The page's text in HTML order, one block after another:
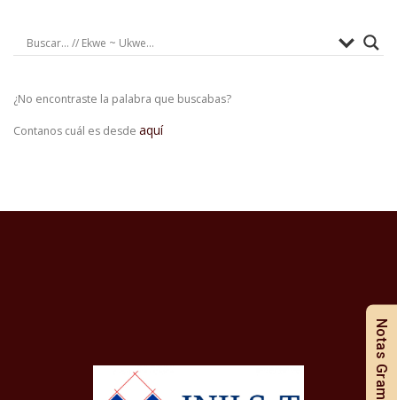
¿No encontraste la palabra que buscabas?
Contanos cuál es desde aquí